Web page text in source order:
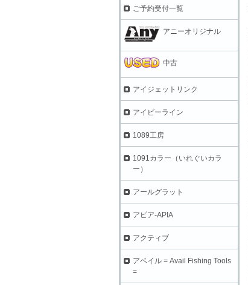
ご予約受付一覧
アニーオリジナル
中古
アイジェットリンク
アイビーライン
1089工房
1091カラー（いれぐいカラ
ー）
アールグラット
アピア-APIA
アクティブ
アベイル = Avail Fishing Tools
=